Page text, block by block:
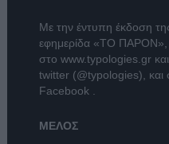
Με την έντυπη έκδοση
εφημερίδα «ΤΟ ΠΑΡΟΝ»
στο www.typologies.gr
twitter (@typologies), και
Facebook .
ΜΕΛΟΣ